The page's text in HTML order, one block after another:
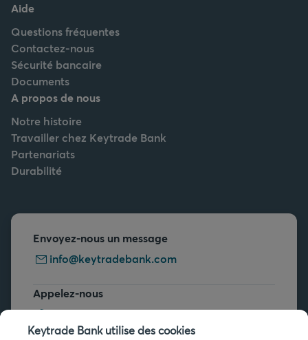
Aide
Questions fréquentes
Contactez-nous
Sécurité bancaire
Documents
A propos de nous
Notre histoire
Travailler chez Keytrade Bank
Partenariats
Durabilité
Envoyez-nous un message
info@keytradebank.com
Appelez-nous
+32 2 679 90 00
Keytrade Bank utilise des cookies